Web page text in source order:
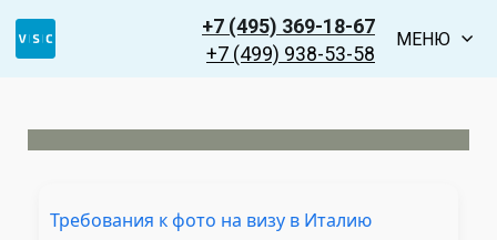
+7 (495) 369-18-67
+7 (499) 938-53-58
МЕНЮ
Требования к фото на визу в Италию